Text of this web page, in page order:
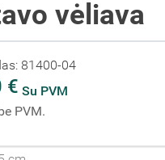
vėliava
81400-04
€ Su PVM
PVM.